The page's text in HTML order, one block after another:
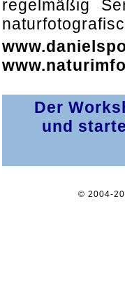
regelmäßig
Der
und
© 2004-